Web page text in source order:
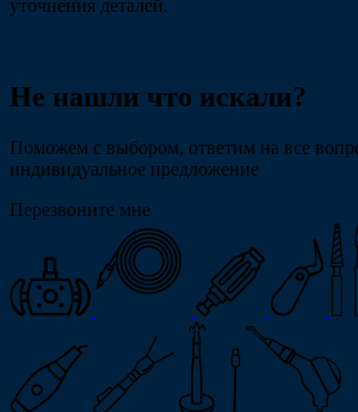
уточнения деталей.
Не нашли что искали?
Поможем с выбором, ответим на все
индивидуальное предложение
Перезвоните мне